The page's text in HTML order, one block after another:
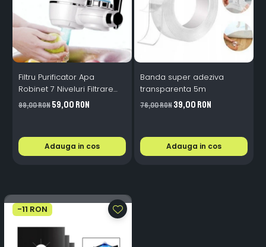
Filtru Purificator Apa
Robinet 7 Niveluri Filtrare
Ceramice 2L/min
99,00 RON59,00 RON
Adauga in cos
Banda super adeziva
transparenta 5m
76,00 RON39,00 RON
Adauga in cos
-11 RON